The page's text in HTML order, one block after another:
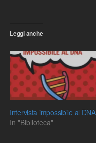
Leggi anche
Intervista impossibile al DNA
In "Biblioteca"